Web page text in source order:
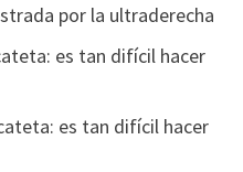
por la ultraderecha
es tan difícil hacer
es tan difícil hacer